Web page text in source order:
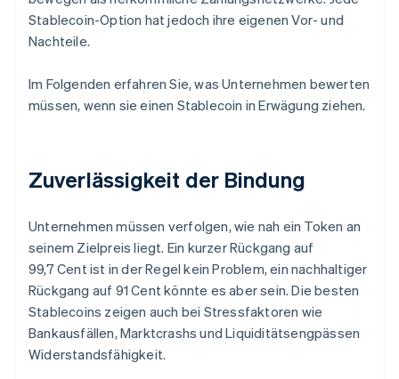
Stablecoin-Option hat jedoch ihre eigenen Vor- und
Nachteile.
Im Folgenden erfahren Sie, was Unternehmen bewerten
müssen, wenn sie einen Stablecoin in Erwägung ziehen.
Zuverlässigkeit der Bindung
Unternehmen müssen verfolgen, wie nah ein Token an
seinem Zielpreis liegt. Ein kurzer Rückgang auf
99,7 Cent ist in der Regel kein Problem, ein nachhaltiger
Rückgang auf 91 Cent könnte es aber sein. Die besten
Stablecoins zeigen auch bei Stressfaktoren wie
Bankausfällen, Marktcrashs und Liquiditätsengpässen
Widerstandsfähigkeit.